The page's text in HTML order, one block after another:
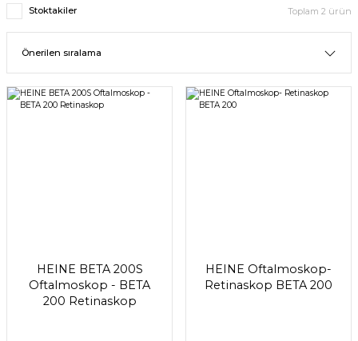
Stoktakiler Toplam 2 ürün
HEINE BETA 200S
Oftalmoskop - BETA
200 Retinaskop
HEINE Oftalmoskop-
Retinaskop BETA 200